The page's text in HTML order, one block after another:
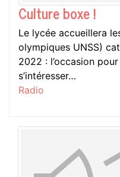
Culture boxe !
Le lycée accueillera
olympiques UNSS)
2022 : l’occasion
s’intéresser…
Radio